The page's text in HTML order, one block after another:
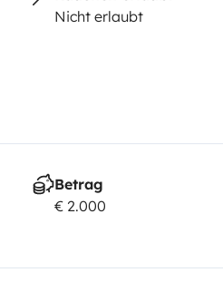
depuis plus de 2
en mouvement.
Nicht erlaubt
Betrag
€ 2.000